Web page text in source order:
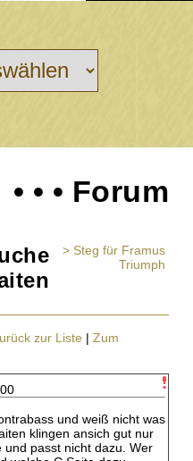
• • • Forum
> Steg für Framus
Triumph
zur Liste | Zum
und weiß nicht was
klingen ansich gut nur
passt nicht dazu. Wer